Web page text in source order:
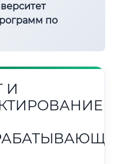
по
И